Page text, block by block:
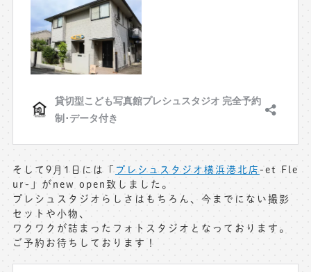
そして9月1日には「 プレシュスタジオ横浜港北店-et Fle
ur-」がnew open致しました。
プレシュスタジオらしさはもちろん、今までにない撮影
セットや小物、
ワクワクが詰まったフォトスタジオとなっております。
ご予約お待ちしております！